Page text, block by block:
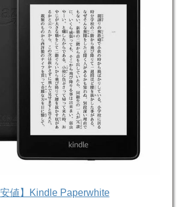
安値】Kindle Paperwhite